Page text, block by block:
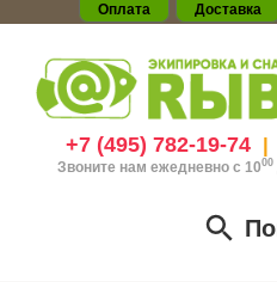
Оплата Доставка
+7 (495) 782-19-74|
Звоните нам ежедневно с 1000